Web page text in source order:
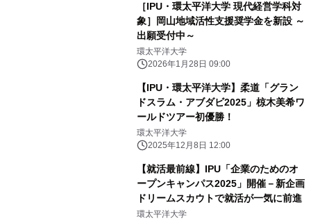
［IPU・環太平洋大学 現代経営学科対
象］岡山地域活性支援奨学金を新設 ～
出願受付中～
環太平洋大学
2026年1月28日 09:00
【IPU・環太平洋大学】柔道「グラン
ドスラム・アブダビ2025」椋木美希ワ
ールドツアー初優勝！
環太平洋大学
2025年12月8日 12:00
【就活最前線】IPU「企業のためのオ
ープンキャンパス2025」開催－新企画
ドリームスカウトで就活が一気に前進
環太平洋大学